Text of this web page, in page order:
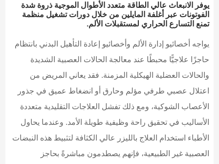
يوفر الانبعاث عالي الطاقة متعدد الأطوال الموجية ذروة شدة
الفوتونات عبر أغلفة المايلين من خلال دورات تشغيل منظمة
تمنع التسارع الحراري لمستقبلات الألم.
يواجه أخصائيو إدارة الألم وأخصائيو إعادة التأهيل البدني بانتظام
حاجزًا علاجيًّا محبطًا عند معالجة الحالات العصبية الشديدة
والحالات العضلية الهيكلية المزمنة. فقد يعاني المريض من
اعتلال عصبي طرفي مؤلم وحارق أو انضغاط عميق في جذور
الأعصاب الشوكية، ومع ذلك تفشل العلاجات التقليدية متعددة
الأساليب في تحقيق راحة وظيفية طويلة الأمد. وعندما يحاول
الأطباء استخدام العلاج بالليزر عالي الكثافة لتثبيط هذه النبضات
العصبية غير الطبيعية، فإنهم يصطدمون مباشرةً بحاجز